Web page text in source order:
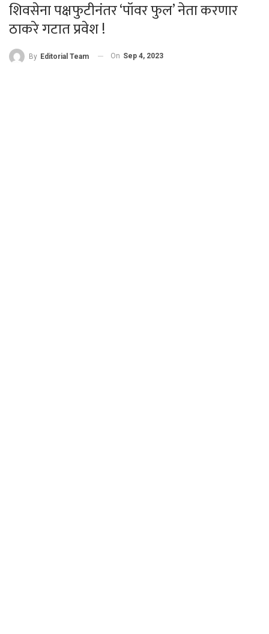
शिवसेना पक्षफुटीनंतर ‘पॉवर फुल’ नेता करणार
ठाकरे गटात प्रवेश !
By Editorial Team On Sep 4, 2023